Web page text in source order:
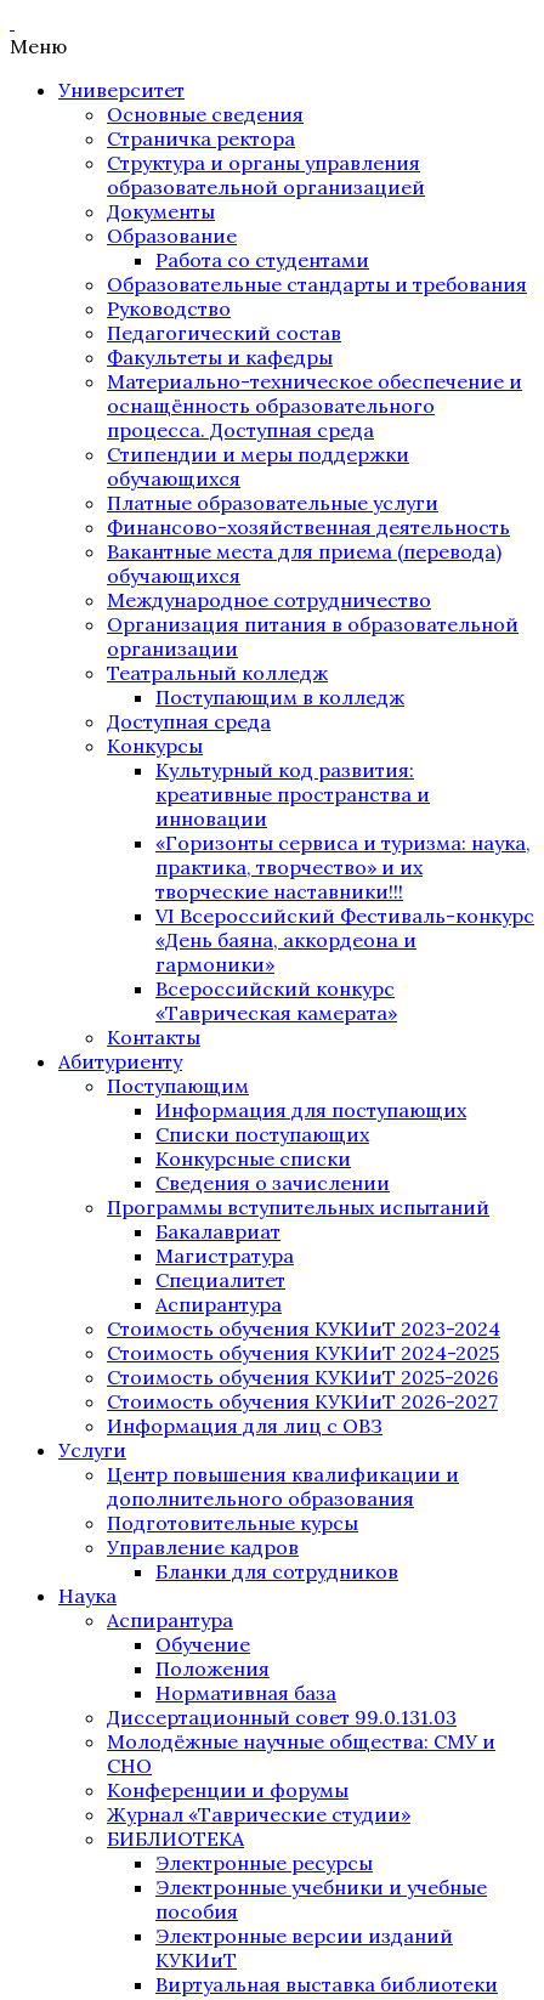
Меню
Университет
Основные сведения
Страничка ректора
Структура и органы управления
образовательной организацией
Документы
Образование
Работа со студентами
Образовательные стандарты и требования
Руководство
Педагогический состав
Факультеты и кафедры
Материально-техническое обеспечение и
оснащённость образовательного
процесса. Доступная среда
Стипендии и меры поддержки
обучающихся
Платные образовательные услуги
Финансово-хозяйственная деятельность
Вакантные места для приема (перевода)
обучающихся
Международное сотрудничество
Организация питания в образовательной
организации
Театральный колледж
Поступающим в колледж
Доступная среда
Конкурсы
Культурный код развития:
креативные пространства и
инновации
«Горизонты сервиса и туризма: наука,
практика, творчество» и их
творческие наставники!!!
VI Всероссийский Фестиваль-конкурс
«День баяна, аккордеона и
гармоники»
Всероссийский конкурс
«Таврическая камерата»
Контакты
Абитуриенту
Поступающим
Информация для поступающих
Списки поступающих
Конкурсные списки
Сведения о зачислении
Программы вступительных испытаний
Бакалавриат
Магистратура
Специалитет
Аспирантура
Стоимость обучения КУКИиТ 2023-2024
Стоимость обучения КУКИиТ 2024-2025
Стоимость обучения КУКИиТ 2025-2026
Стоимость обучения КУКИиТ 2026-2027
Информация для лиц с ОВЗ
Услуги
Центр повышения квалификации и
дополнительного образования
Подготовительные курсы
Управление кадров
Бланки для сотрудников
Наука
Аспирантура
Обучение
Положения
Нормативная база
Диссертационный совет 99.0.131.03
Молодёжные научные общества: СМУ и
СНО
Конференции и форумы
Журнал «Таврические студии»
БИБЛИОТЕКА
Электронные ресурсы
Электронные учебники и учебные
пособия
Электронные версии изданий
КУКИиТ
Виртуальная выставка библиотеки